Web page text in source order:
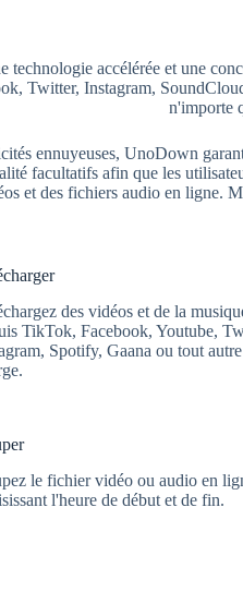
technologie accélérée et une
Twitter, Instagram,
n'importe
ennuyeuses, UnoDown
facultatifs afin que les
et des fichiers audio en ligne.
des vidéos et de la
TikTok, Facebook, Youtube,
Spotify, Gaana ou tout
le fichier vidéo ou audio en
l'heure de début et de fin.